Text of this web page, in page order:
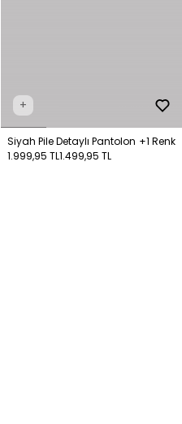
+
Siyah Pile Detaylı Pantolon +1 Renk
1.999,95 TL1.499,95 TL